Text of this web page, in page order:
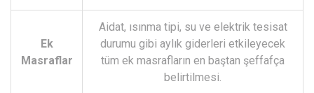
Ek
Masraflar
Aidat, ısınma tipi, su ve elektrik tesisat
durumu gibi aylık giderleri etkileyecek
tüm ek masrafların en baştan şeffafça
belirtilmesi.